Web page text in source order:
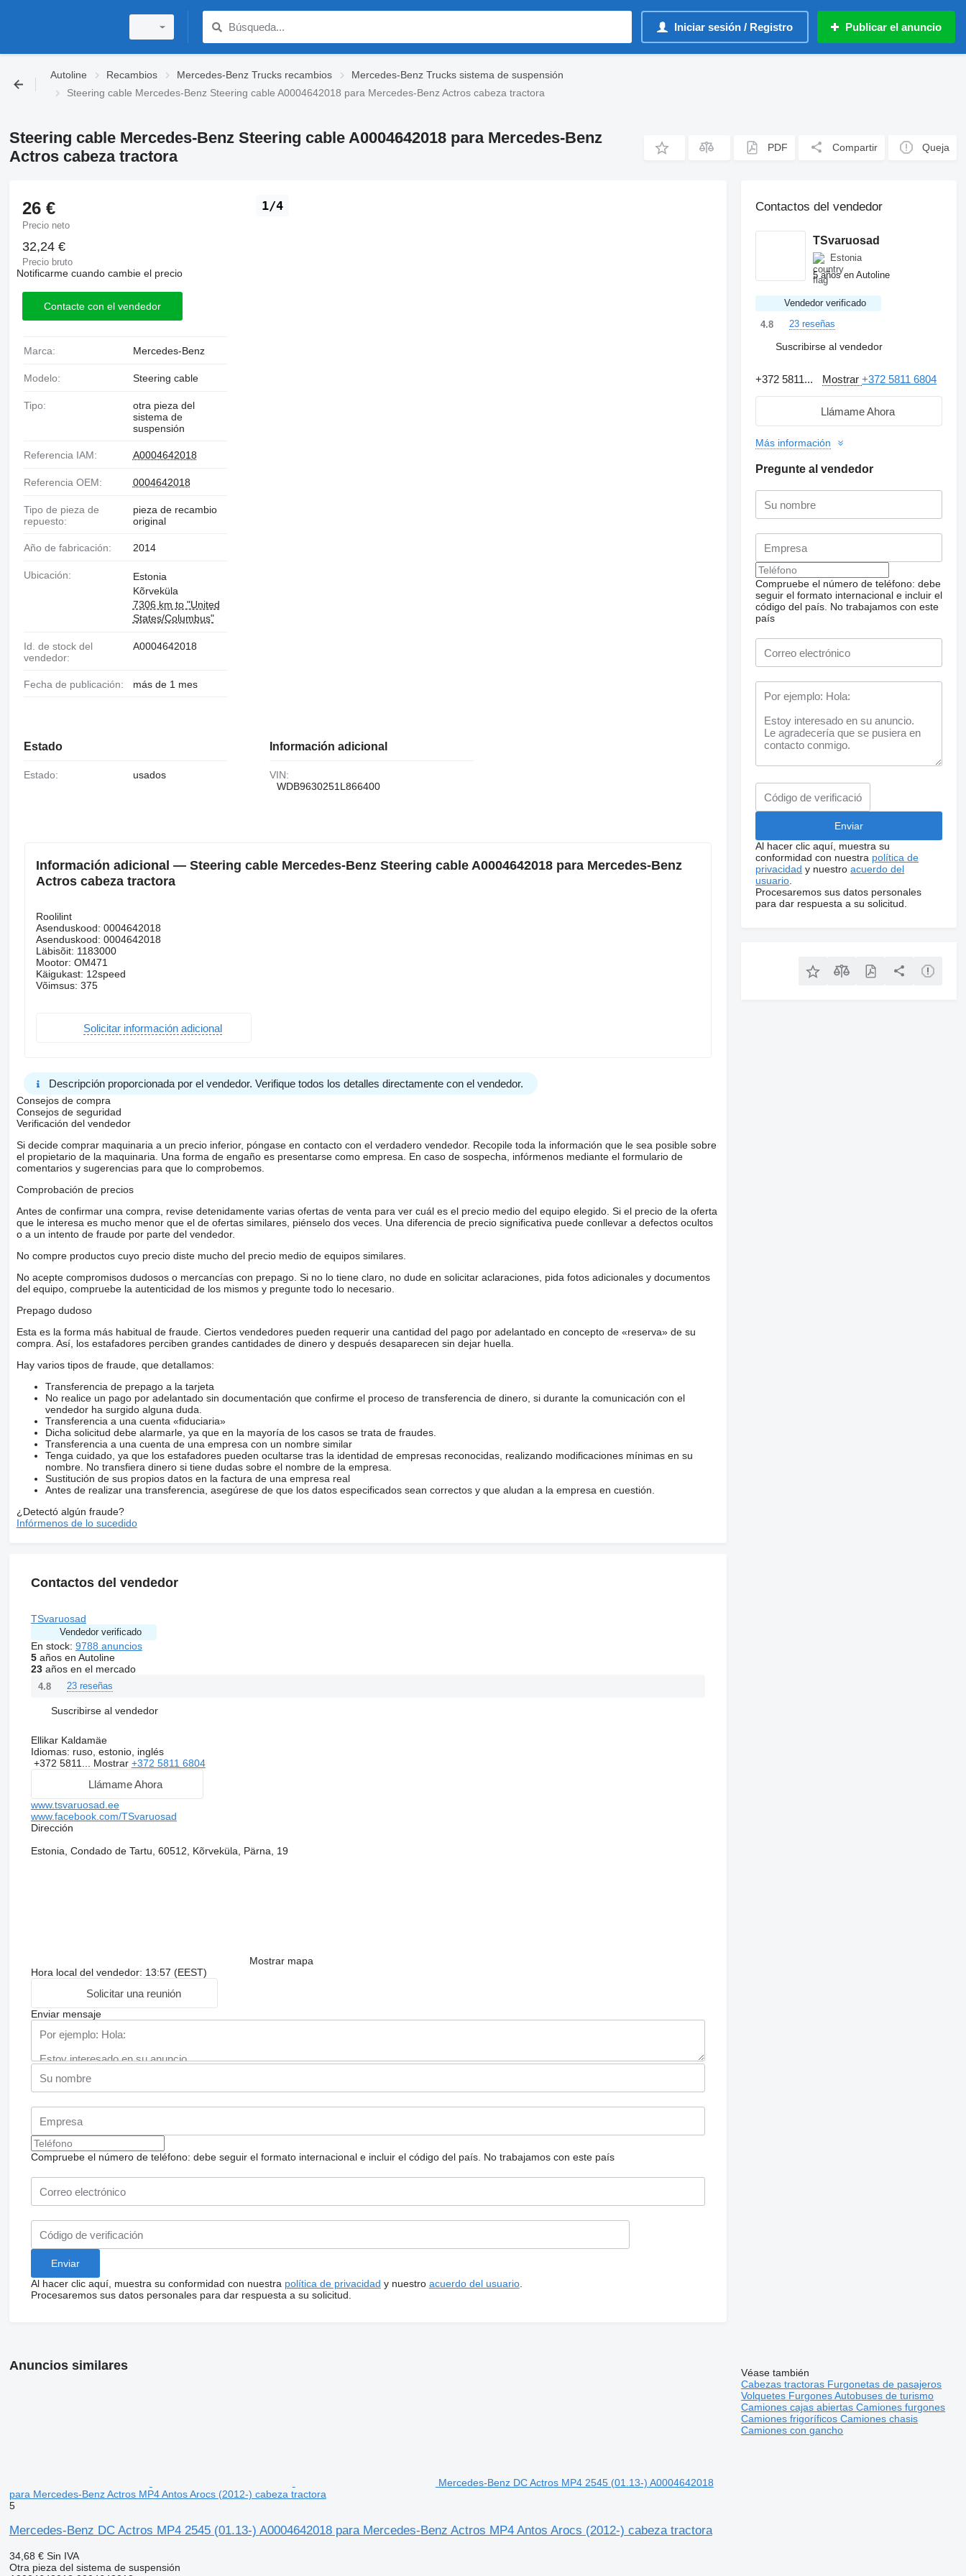
Iniciar sesión / Registro Publicar el anuncio
Autoline Recambios Mercedes-Benz Trucks recambios
Mercedes-Benz Trucks sistema de suspensión
Steering cable Mercedes-Benz Steering cable A0004642018 para Mercedes-Benz Actros cabeza tractora
Steering cable Mercedes-Benz Steering cable A0004642018 para Mercedes-Benz
Actros cabeza tractora
PDF Compartir Queja
Solicitar fotos
adicionales
1/4
26 €
Precio neto
32,24 €
Precio bruto
Notificarme cuando cambie el precio
Contacte con el vendedor
Marca: Mercedes-Benz
Modelo: Steering cable
Tipo:
otra pieza del
sistema de
suspensión
Referencia IAM: A0004642018
Referencia OEM: 0004642018
Tipo de pieza de
repuesto:
pieza de recambio
original
Año de fabricación: 2014
Ubicación:
Estonia
Kõrveküla
7306 km to "United
States/Columbus"
Id. de stock del
vendedor:
A0004642018
Fecha de publicación: más de 1 mes
Estado
Estado: usados
Información adicional
VIN:
WDB9630251L866400
Información adicional — Steering cable Mercedes-Benz Steering cable A0004642018 para Mercedes-Benz
Actros cabeza tractora
Roolilint
Asenduskood: 0004642018
Asenduskood: 0004642018
Läbisõit: 1183000
Mootor: OM471
Käigukast: 12speed
Võimsus: 375
Solicitar información adicional
Descripción proporcionada por el vendedor. Verifique todos los detalles directamente con el vendedor.
Consejos de compra
Consejos de seguridad
Verificación del vendedor
Si decide comprar maquinaria a un precio inferior, póngase en contacto con el verdadero vendedor. Recopile toda la información que le sea posible sobre
el propietario de la maquinaria. Una forma de engaño es presentarse como empresa. En caso de sospecha, infórmenos mediante el formulario de
comentarios y sugerencias para que lo comprobemos.
Comprobación de precios
Antes de confirmar una compra, revise detenidamente varias ofertas de venta para ver cuál es el precio medio del equipo elegido. Si el precio de la oferta
que le interesa es mucho menor que el de ofertas similares, piénselo dos veces. Una diferencia de precio significativa puede conllevar a defectos ocultos
o a un intento de fraude por parte del vendedor.
No compre productos cuyo precio diste mucho del precio medio de equipos similares.
No acepte compromisos dudosos o mercancías con prepago. Si no lo tiene claro, no dude en solicitar aclaraciones, pida fotos adicionales y documentos
del equipo, compruebe la autenticidad de los mismos y pregunte todo lo necesario.
Prepago dudoso
Esta es la forma más habitual de fraude. Ciertos vendedores pueden requerir una cantidad del pago por adelantado en concepto de «reserva» de su
compra. Así, los estafadores perciben grandes cantidades de dinero y después desaparecen sin dejar huella.
Hay varios tipos de fraude, que detallamos:
Transferencia de prepago a la tarjeta
No realice un pago por adelantado sin documentación que confirme el proceso de transferencia de dinero, si durante la comunicación con el
vendedor ha surgido alguna duda.
Transferencia a una cuenta «fiduciaria»
Dicha solicitud debe alarmarle, ya que en la mayoría de los casos se trata de fraudes.
Transferencia a una cuenta de una empresa con un nombre similar
Tenga cuidado, ya que los estafadores pueden ocultarse tras la identidad de empresas reconocidas, realizando modificaciones mínimas en su
nombre. No transfiera dinero si tiene dudas sobre el nombre de la empresa.
Sustitución de sus propios datos en la factura de una empresa real
Antes de realizar una transferencia, asegúrese de que los datos especificados sean correctos y que aludan a la empresa en cuestión.
¿Detectó algún fraude?
Infórmenos de lo sucedido
Contactos del vendedor
TSvaruosad
Vendedor verificado
En stock: 9788 anuncios
5años en Autoline
23años en el mercado
4.8 23 reseñas
Suscribirse al vendedor
Ellikar Kaldamäe
Idiomas: ruso, estonio, inglés
+372 5811... Mostrar +372 5811 6804
Llámame Ahora
www.tsvaruosad.ee
www.facebook.com/TSvaruosad
Dirección
Estonia, Condado de Tartu, 60512, Kõrveküla, Pärna, 19
Mostrar mapa
Hora local del vendedor: 13:57 (EEST)
Solicitar una reunión
Enviar mensaje
Compruebe el número de teléfono: debe seguir el formato internacional e incluir el código del país. No trabajamos con este país
Al hacer clic aquí, muestra su conformidad con nuestra política de privacidad y nuestro acuerdo del usuario.
Procesaremos sus datos personales para dar respuesta a su solicitud.
Contactos del vendedor
TSvaruosad
Estonia
5 años en Autoline
Vendedor verificado
4.8
23 reseñas
Suscribirse al vendedor
+372 5811... Mostrar+372 5811 6804
Llámame Ahora
Más información
Pregunte al vendedor
Compruebe el número de teléfono: debe
seguir el formato internacional e incluir el
código del país. No trabajamos con este
país
Al hacer clic aquí, muestra su
conformidad con nuestra política de
privacidad y nuestroacuerdo del
usuario
Procesaremos sus datos personales
para dar respuesta a su solicitud.
Anuncios similares
Mercedes-Benz DC Actros MP4 2545 (01.13-) A0004642018
para Mercedes-Benz Actros MP4 Antos Arocs (2012-) cabeza tractora
5
Mercedes-Benz DC Actros MP4 2545 (01.13-) A0004642018 para Mercedes-Benz Actros MP4 Antos Arocs (2012-) cabeza tractora
34,68 € Sin IVA
Otra pieza del sistema de suspensión
Véase también
Cabezas tractoras Furgonetas de pasajeros
Volquetes FurgonesAutobuses de turismo
Camiones cajas abiertasCamiones furgones
Camiones frigoríficosCamiones chasis
Camiones con gancho